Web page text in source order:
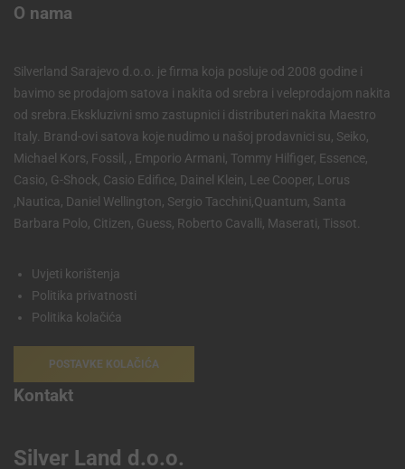
O nama
Silverland Sarajevo d.o.o. je firma koja posluje od 2008 godine i
bavimo se prodajom satova i nakita od srebra i veleprodajom nakita
od srebra.Ekskluzivni smo zastupnici i distributeri nakita Maestro
Italy. Brand-ovi satova koje nudimo u našoj prodavnici su, Seiko,
Michael Kors, Fossil, , Emporio Armani, Tommy Hilfiger, Essence,
Casio, G-Shock, Casio Edifice, Dainel Klein, Lee Cooper, Lorus
,Nautica, Daniel Wellington, Sergio Tacchini,Quantum, Santa
Barbara Polo, Citizen, Guess, Roberto Cavalli, Maserati, Tissot.
Uvjeti korištenja
Politika privatnosti
Politika kolačića
POSTAVKE KOLAČIĆA
Kontakt
Silver Land d.o.o.